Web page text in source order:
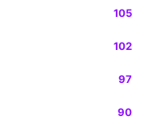
105
102
97
90